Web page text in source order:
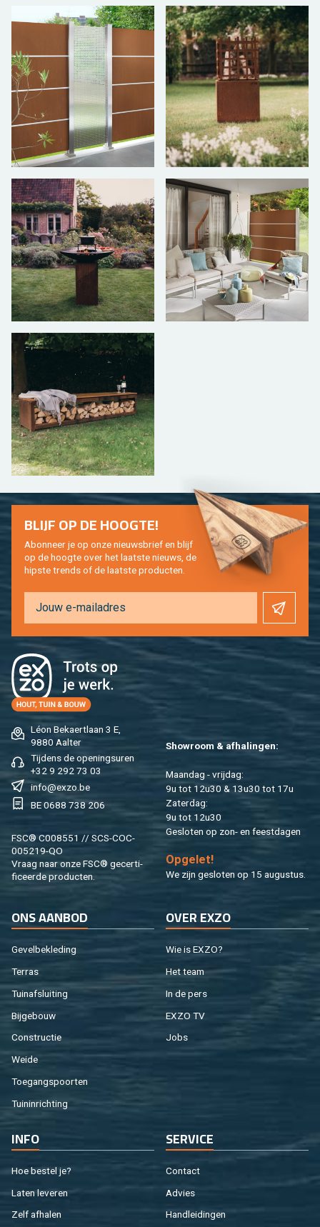
Léon Be­kaert­laan 3 E,
9880 Aal­ter
Tij­dens de ope­nings­uren
+32 9 292 73 03
info@​exzo.​be
BE 0688 738 206
FSC® C008551 // SCS-COC-
005219-QO
Vraag naar onze FSC® ge­cer­ti­
fi­ceer­de pro­duc­ten.
Show­room & af­ha­lin­gen:
Maan­dag - vrij­dag:
9u tot 12u30 & 13u30 tot 17u
Za­ter­dag:
9u tot 12u30
Ge­slo­ten op zon- en feest­da­gen
Op­ge­let!
We zijn ge­slo­ten op 15 au­gus­tus.
BLIJF OP DE HOOG­TE!
Abon­neer je op onze nieuws­brief en blijf
op de hoog­te over het laat­ste nieuws, de
hip­s­te trends of de laat­ste pro­duc­ten.
ONS AAN­BOD
Ge­vel­be­kle­ding
Ter­ras
Tuin­af­slui­ting
Bij­ge­bouw
Con­struc­tie
Weide
Toe­gangs­poor­ten
Tuin­in­rich­ting
OVER EXZO
Wie is EXZO?
Het team
In de pers
EXZO TV
Jobs
INFO
Hoe be­stel je?
Laten le­ve­ren
Zelf af­ha­len
SER­VI­CE
Con­tact
Ad­vies
Hand­lei­din­gen